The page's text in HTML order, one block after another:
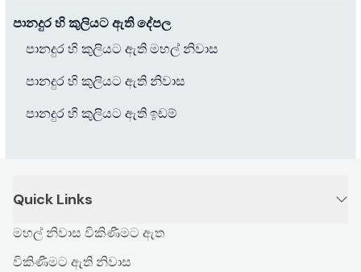
පානදුර හි කුලියට ඇති දේපල
පානදුර හි කුලියට ඇති මහල් නිවාස
පානදුර හි කුලියට ඇති නිවාස
පානදුර හි කුලියට ඇති ඉඩම්
Quick Links
මහල් නිවාස විකිණීමට ඇත
විකිණීමට ඇති නිවාස